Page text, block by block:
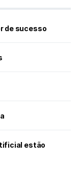
de sucesso
estão